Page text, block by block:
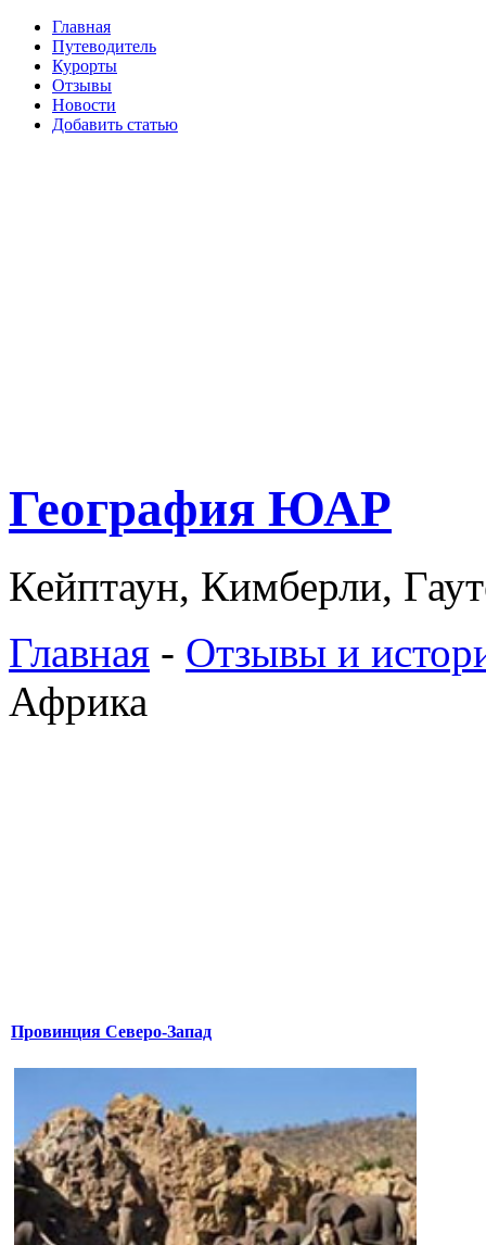
Главная
Путеводитель
Курорты
Отзывы
Новости
Добавить статью
География ЮАР
Кейптаун, Кимберли,
Главная - Отзывы и
Африка
Провинция Северо-Запад